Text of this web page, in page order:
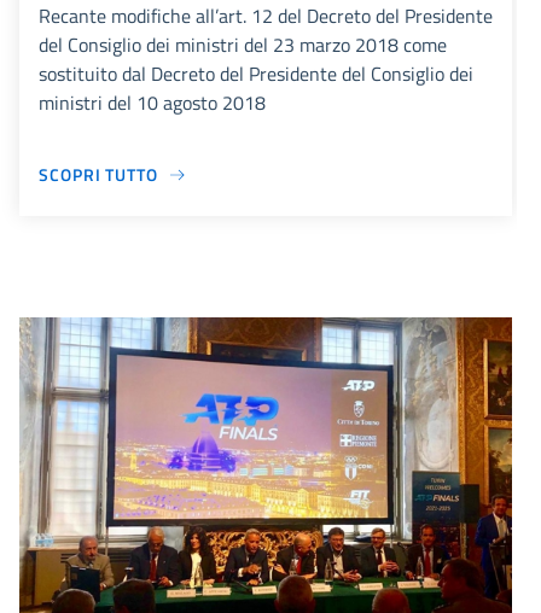
Recante modifiche all’art. 12 del Decreto del Presidente
del Consiglio dei ministri del 23 marzo 2018 come
sostituito dal Decreto del Presidente del Consiglio dei
ministri del 10 agosto 2018
SCOPRI TUTTO